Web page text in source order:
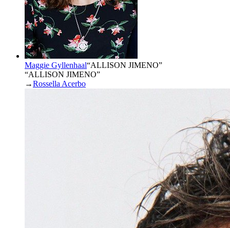
Maggie Gyllenhaal“ALLISON JIMENO”
“ALLISON JIMENO”
→Rossella Acerbo